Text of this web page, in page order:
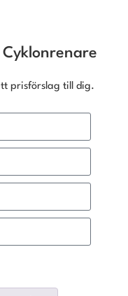
prisförslag till dig.